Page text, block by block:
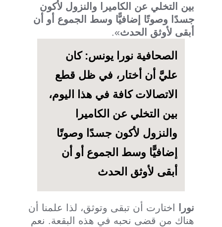
بين التخلي عن الكاميرا والنزول لأكون
جسدًا وصوتًا إضافيًّا وسط الجموع أو أن
أبقى لأوثق الحدث».
الصحافية نورا يونس: كان
عليَّ أن أختار، في ظل قطع
الاتصالات كافة في هذا اليوم،
بين التخلي عن الكاميرا
والنزول لأكون جسدًا وصوتًا
إضافيًّا وسط الجموع أو أن
أبقى لأوثق الحدث
نورا
اختارت أن تبقى وتوثق، لذا علمنا أن
هناك من قضى نحبه في هذه البقعة. نعم